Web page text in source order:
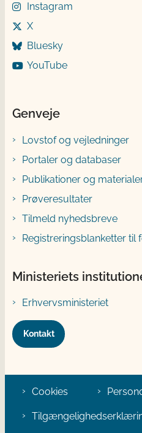
Instagram
X
Bluesky
YouTube
Genveje
Lovstof og vejledninger
Portaler og databaser
Publikationer og
Prøveresultater
Tilmeld nyhedsbreve
Registreringsblanketter
Ministeriets
Erhvervsministeriet
Kontakt
Cookies